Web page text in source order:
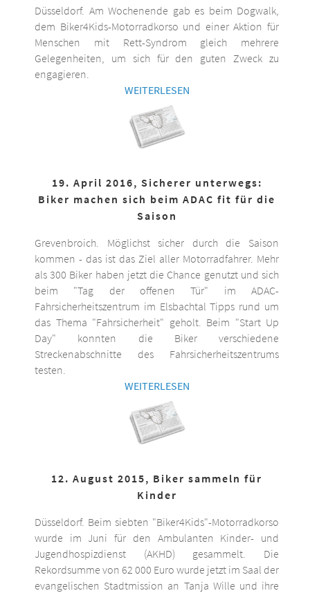
Düsseldorf. Am Wochenende gab es beim Dogwalk,
dem Biker4Kids-Motorradkorso und einer Aktion für
Menschen mit Rett-Syndrom gleich mehrere
Gelegenheiten, um sich für den guten Zweck zu
engagieren.
WEITERLESEN
19. April 2016, Sicherer unterwegs:
Biker machen sich beim ADAC fit für die
Saison
Grevenbroich. Möglichst sicher durch die Saison
kommen - das ist das Ziel aller Motorradfahrer. Mehr
als 300 Biker haben jetzt die Chance genutzt und sich
beim "Tag der offenen Tür" im ADAC-
Fahrsicherheitszentrum im Elsbachtal Tipps rund um
das Thema "Fahrsicherheit" geholt. Beim "Start Up
Day" konnten die Biker verschiedene
Streckenabschnitte des Fahrsicherheitszentrums
testen.
WEITERLESEN
12. August 2015, Biker sammeln für
Kinder
Düsseldorf. Beim siebten "Biker4Kids"-Motorradkorso
wurde im Juni für den Ambulanten Kinder- und
Jugendhospizdienst (AKHD) gesammelt. Die
Rekordsumme von 62 000 Euro wurde jetzt im Saal der
evangelischen Stadtmission an Tanja Wille und ihre